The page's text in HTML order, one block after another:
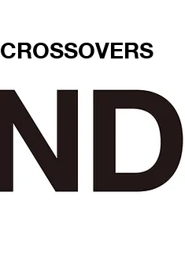
CROSSOVERS